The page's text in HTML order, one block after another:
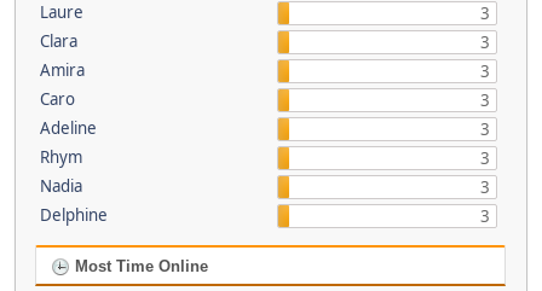
Laure
3
Clara
3
Amira
3
Caro
3
Adeline
3
Rhym
3
Nadia
3
Delphine
3
Most Time Online